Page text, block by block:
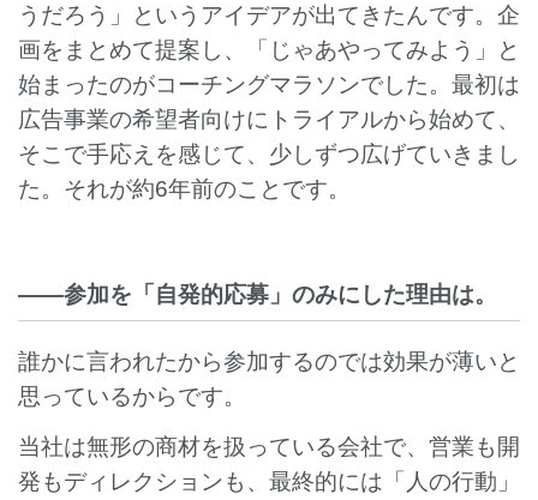
うだろう」というアイデアが出てきたんです。企
画をまとめて提案し、「じゃあやってみよう」と
始まったのがコーチングマラソンでした。最初は
広告事業の希望者向けにトライアルから始めて、
そこで手応えを感じて、少しずつ広げていきまし
た。それが約6年前のことです。
――参加を「自発的応募」のみにした理由は。
誰かに言われたから参加するのでは効果が薄いと
思っているからです。
当社は無形の商材を扱っている会社で、営業も開
発もディレクションも、最終的には「人の行動」